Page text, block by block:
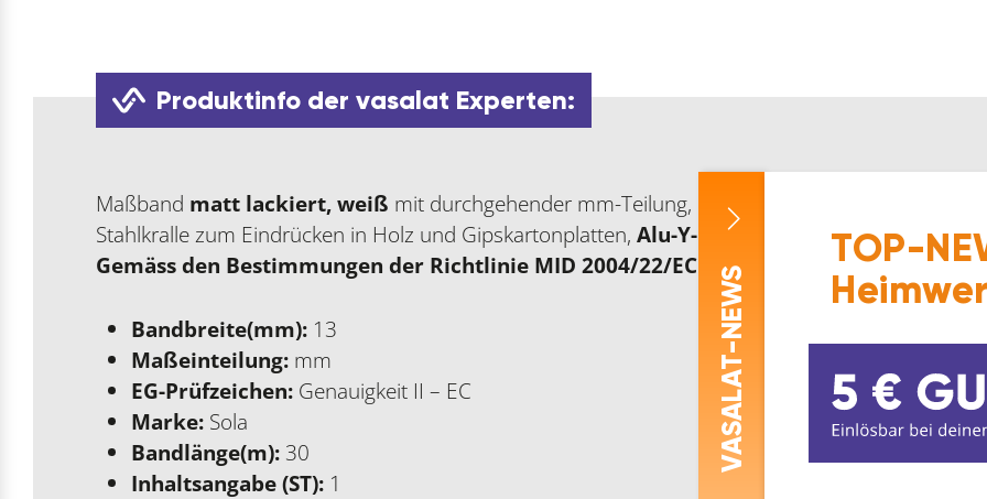
Produktinfo der vasalat Experten:
Maßband matt lackiert, weiß mit durchgehender mm-Teilung, Multifunktioneller Endhaken
Stahlkralle zum Eindrücken in Holz und Gipskartonplatten, Alu-Y-Rahmen. Maßanfang B –
Gemäss den Bestimmungen der Richtlinie MID 2004/22/EC.
Bandbreite(mm): 13
Maßeinteilung: mm
EG-Prüfzeichen: Genauigkeit II – EC
Marke: Sola
Bandlänge(m): 30
Inhaltsangabe (ST): 1
V
ASALAT
-NEWS
TOP-